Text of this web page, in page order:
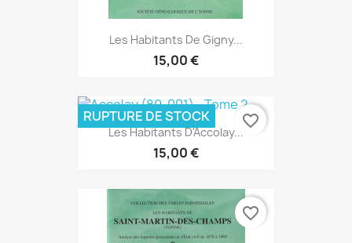
Les Habitants De Gigny...
15,00 €
Les Habitants D'Accolay...
15,00 €
RUPTURE DE STOCK favorite_border
favorite_border